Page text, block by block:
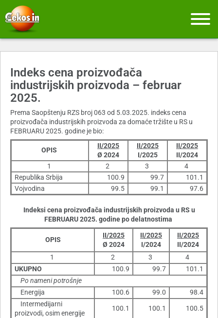
Indeks cena proizvođača
industrijskih proizvoda – februar
2025.
Prema Saopštenju RZS broj 063 od 5.03.2025. indeks cena
proizvođača industrijskih proizvoda za domaće tržište u RS u
FEBRUARU 2025. godine je bio:
OPIS
II/2025
Ø 2024
II/2025
I/2025
II/2025
II/2024
1
2 3
4
Republika Srbija
100.9 99.7
101.1
Vojvodina
99.5 99.1 97.6
Indeksi cena proizvođača industrijskih proizvoda u RS u
FEBRUARU 2025. godine po delatnostima
OPIS
II/2025
Ø 2024
II/2025
I/2024
II/2025
II/2024
1
2 3
4
UKUPNO
100.9 99.7
101.1
Po nameni potrošnje
Energija
100.6 99.0
98.4
Intermedijarni
proizvodi, osim energije
100.1 100.1 100.5